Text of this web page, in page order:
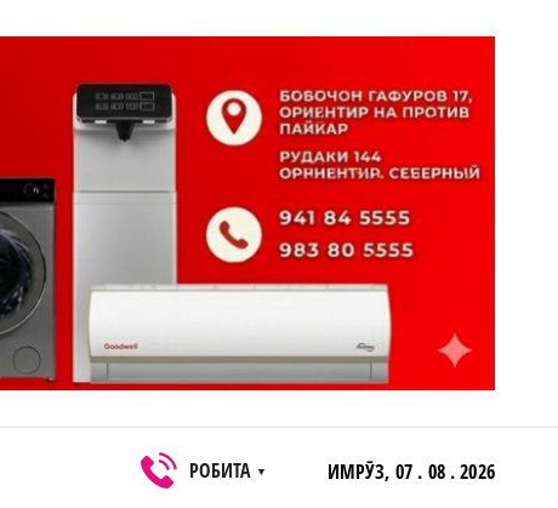
РОБИТА ▼ ИМРӮЗ, 07 . 08 . 2026